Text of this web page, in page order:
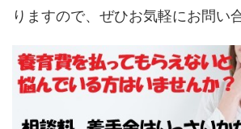
りますので、ぜひお気軽にお問い